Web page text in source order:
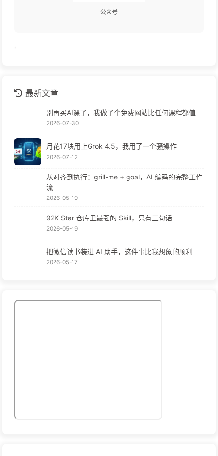
公众号
'
最新文章
别再买AI课了，我做了个免费网站比任何课程都值
2026-07-30
月花17块用上Grok 4.5，我用了一个骚操作
2026-07-12
从对齐到执行：grill-me + goal，AI 编码的完整工作
流
2026-05-19
92K Star 仓库里最强的 Skill，只有三句话
2026-05-19
把微信读书装进 AI 助手，这件事比我想象的顺利
2026-05-17